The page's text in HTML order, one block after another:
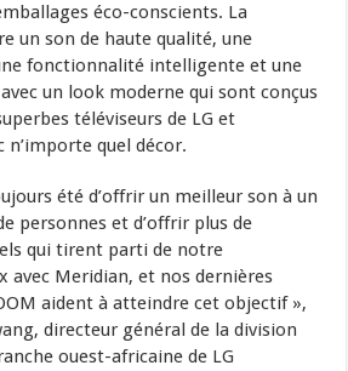
éco-conscients. La
un son de haute qualité, une
fonctionnalité intelligente et une
un look moderne qui sont conçus
téléviseurs de LG et
quel décor.
été d’offrir un meilleur son à un
personnes et d’offrir plus de
qui tirent parti de notre
avec Meridian, et nos dernières
aident à atteindre cet objectif »,
directeur général de la division
ouest-africaine de LG